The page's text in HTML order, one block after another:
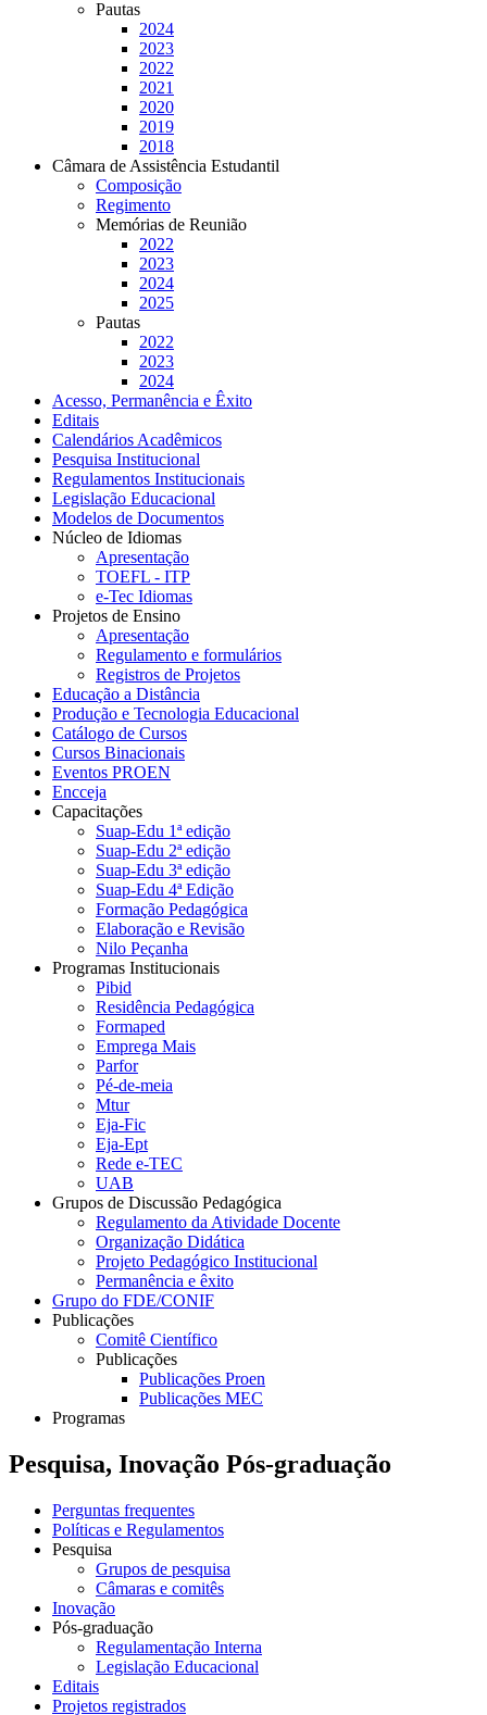
Pautas
2024
2023
2022
2021
2020
2019
2018
Câmara de Assistência Estudantil
Composição
Regimento
Memórias de Reunião
2022
2023
2024
2025
Pautas
2022
2023
2024
Acesso, Permanência e Êxito
Editais
Calendários Acadêmicos
Pesquisa Institucional
Regulamentos Institucionais
Legislação Educacional
Modelos de Documentos
Núcleo de Idiomas
Apresentação
TOEFL - ITP
e-Tec Idiomas
Projetos de Ensino
Apresentação
Regulamento e formulários
Registros de Projetos
Educação a Distância
Produção e Tecnologia Educacional
Catálogo de Cursos
Cursos Binacionais
Eventos PROEN
Encceja
Capacitações
Suap-Edu 1ª edição
Suap-Edu 2ª edição
Suap-Edu 3ª edição
Suap-Edu 4ª Edição
Formação Pedagógica
Elaboração e Revisão
Nilo Peçanha
Programas Institucionais
Pibid
Residência Pedagógica
Formaped
Emprega Mais
Parfor
Pé-de-meia
Mtur
Eja-Fic
Eja-Ept
Rede e-TEC
UAB
Grupos de Discussão Pedagógica
Regulamento da Atividade Docente
Organização Didática
Projeto Pedagógico Institucional
Permanência e êxito
Grupo do FDE/CONIF
Publicações
Comitê Científico
Publicações
Publicações Proen
Publicações MEC
Programas
Pesquisa, Inovação Pós-graduação
Perguntas frequentes
Políticas e Regulamentos
Pesquisa
Grupos de pesquisa
Câmaras e comitês
Inovação
Pós-graduação
Regulamentação Interna
Legislação Educacional
Editais
Projetos registrados